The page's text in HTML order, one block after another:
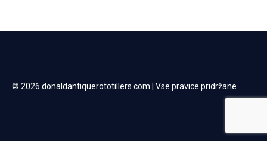
© 2026 donaldantiquerototillers.com | Vse pravice pridržane